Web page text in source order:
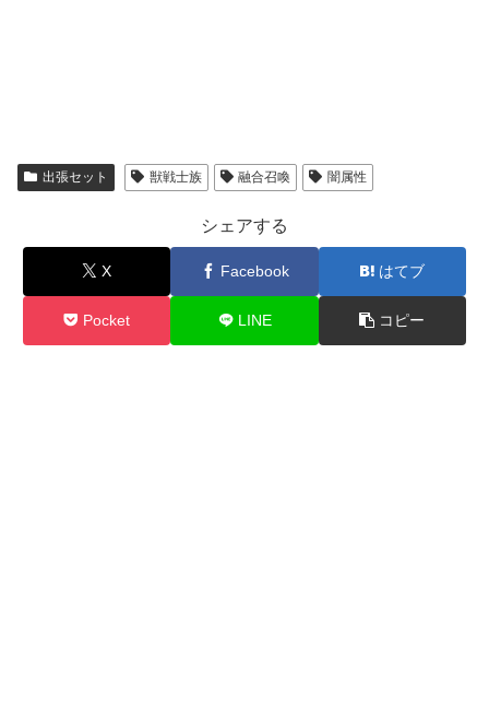
出張セット 獣戦士族 融合召喚 闇属性
シェアする
X Facebook はてブ
Pocket LINE コピー